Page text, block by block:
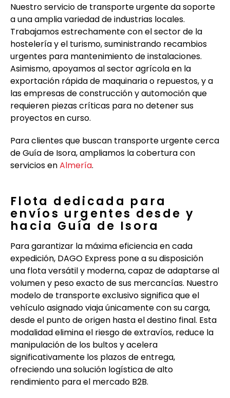
Nuestro servicio de transporte urgente da soporte
a una amplia variedad de industrias locales.
Trabajamos estrechamente con el sector de la
hostelería y el turismo, suministrando recambios
urgentes para mantenimiento de instalaciones.
Asimismo, apoyamos al sector agrícola en la
exportación rápida de maquinaria o repuestos, y a
las empresas de construcción y automoción que
requieren piezas críticas para no detener sus
proyectos en curso.
Para clientes que buscan transporte urgente cerca
de Guía de Isora, ampliamos la cobertura con
servicios enAlmería.
Flota dedicada para
envíos urgentes desde y
hacia Guía de Isora
Para garantizar la máxima eficiencia en cada
expedición, DAGO Express pone a su disposición
una flota versátil y moderna, capaz de adaptarse al
volumen y peso exacto de sus mercancías. Nuestro
modelo de transporte exclusivo significa que el
vehículo asignado viaja únicamente con su carga,
desde el punto de origen hasta el destino final. Esta
modalidad elimina el riesgo de extravíos, reduce la
manipulación de los bultos y acelera
significativamente los plazos de entrega,
ofreciendo una solución logística de alto
rendimiento para el mercado B2B.